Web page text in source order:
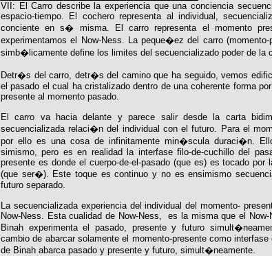
VII: El Carro describe la experiencia que una conciencia
espacio-tiempo. El cochero representa al individual,
conciente en s� misma. El carro representa el momento
experimentamos el Now-Ness. La peque�ez del carro
simb�licamente define los limites del secuencializado poder de la
Detr�s del carro, detr�s del camino que ha seguido, vemos
el pasado el cual ha cristalizado dentro de una coherente forma
presente al momento pasado.
El carro va hacia delante y parece salir desde la carta
secuencializada relaci�n del individual con el futuro. Para el
por ello es una cosa de infinitamente min�scula duraci�n.
simismo, pero es en realidad la interfase filo-de-cuchillo del
presente es donde el cuerpo-de-el-pasado (que es) es tocado por
(que ser�). Este toque es continuo y no es ensimismo
futuro separado.
La secuencializada experiencia del individual del momento-
Now-Ness. Esta cualidad de Now-Ness, es la misma que el
Binah experimenta el pasado, presente y futuro
cambio de abarcar solamente el momento-presente como
de Binah abarca pasado y presente y futuro, simult�neamente.